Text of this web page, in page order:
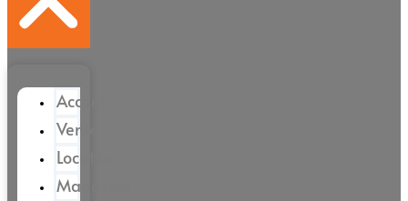
Accueil
Vente
Location
Magazine